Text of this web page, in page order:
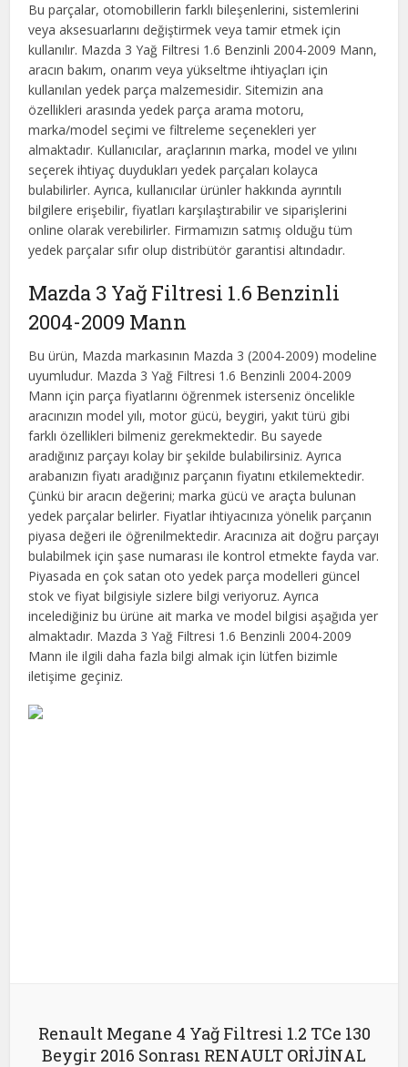
Bu parçalar, otomobillerin farklı bileşenlerini, sistemlerini
veya aksesuarlarını değiştirmek veya tamir etmek için
kullanılır. Mazda 3 Yağ Filtresi 1.6 Benzinli 2004-2009 Mann,
aracın bakım, onarım veya yükseltme ihtiyaçları için
kullanılan yedek parça malzemesidir. Sitemizin ana
özellikleri arasında yedek parça arama motoru,
marka/model seçimi ve filtreleme seçenekleri yer
almaktadır. Kullanıcılar, araçlarının marka, model ve yılını
seçerek ihtiyaç duydukları yedek parçaları kolayca
bulabilirler. Ayrıca, kullanıcılar ürünler hakkında ayrıntılı
bilgilere erişebilir, fiyatları karşılaştırabilir ve siparişlerini
online olarak verebilirler. Firmamızın satmış olduğu tüm
yedek parçalar sıfır olup distribütör garantisi altındadır.
Mazda 3 Yağ Filtresi 1.6 Benzinli
2004-2009 Mann
Bu ürün, Mazda markasının Mazda 3 (2004-2009) modeline
uyumludur. Mazda 3 Yağ Filtresi 1.6 Benzinli 2004-2009
Mann için parça fiyatlarını öğrenmek isterseniz öncelikle
aracınızın model yılı, motor gücü, beygiri, yakıt türü gibi
farklı özellikleri bilmeniz gerekmektedir. Bu sayede
aradığınız parçayı kolay bir şekilde bulabilirsiniz. Ayrıca
arabanızın fiyatı aradığınız parçanın fiyatını etkilemektedir.
Çünkü bir aracın değerini; marka gücü ve araçta bulunan
yedek parçalar belirler. Fiyatlar ihtiyacınıza yönelik parçanın
piyasa değeri ile öğrenilmektedir. Aracınıza ait doğru parçayı
bulabilmek için şase numarası ile kontrol etmekte fayda var.
Piyasada en çok satan oto yedek parça modelleri güncel
stok ve fiyat bilgisiyle sizlere bilgi veriyoruz. Ayrıca
incelediğiniz bu ürüne ait marka ve model bilgisi aşağıda yer
almaktadır. Mazda 3 Yağ Filtresi 1.6 Benzinli 2004-2009
Mann ile ilgili daha fazla bilgi almak için lütfen bizimle
iletişime geçiniz.
Renault Megane 4 Yağ Filtresi 1.2 TCe 130
Beygir 2016 Sonrası RENAULT ORİJİNAL